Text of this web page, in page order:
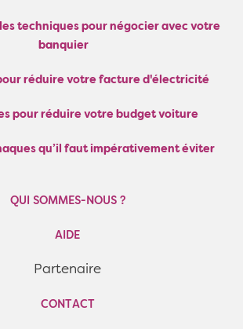
techniques pour négocier avec votre
banquier
réduire votre facture d'électricité
pour réduire votre budget voiture
qu’il faut impérativement éviter
QUI SOMMES-NOUS ?
AIDE
Partenaire
CONTACT